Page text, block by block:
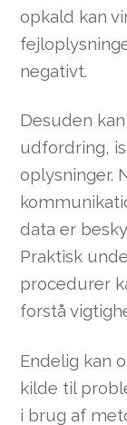
opkald kan
negativt.
Desuden
udfordring,
oplysninger.
data er
Praktisk
procedurer
forstå
Endelig kan
kilde til
i brug af